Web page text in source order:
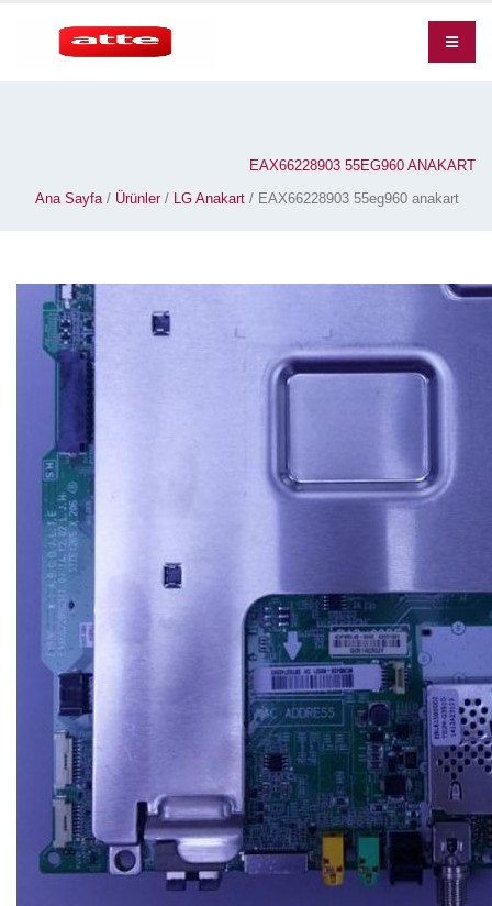
EAX66228903 55EG960 ANAKART
Ana Sayfa/ Ürünler/ LG Anakart / EAX66228903 55eg960 anakart